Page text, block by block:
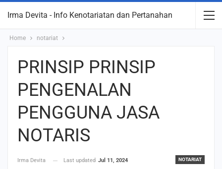
Irma Devita - Info Kenotariatan dan Pertanahan
Home notariat
PRINSIP PRINSIP
PENGENALAN
PENGGUNA JASA
NOTARIS
NOTARIAT
Irma Devita Last updated Jul 11, 2024